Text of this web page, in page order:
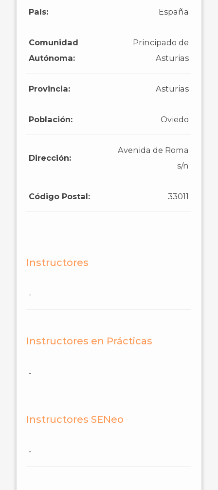
País: España
Comunidad
Autónoma:
Principado de
Asturias
Provincia: Asturias
Población: Oviedo
Dirección:
Avenida de Roma
s/n
Código Postal: 33011
Instructores
-
Instructores en Prácticas
-
Instructores SENeo
-